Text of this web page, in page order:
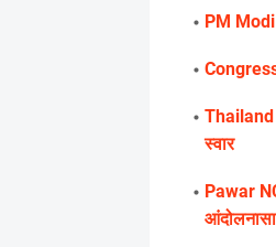
PM Modi
Thailand
स्वार
Pawar